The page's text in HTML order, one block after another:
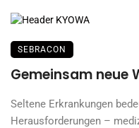
SEBRACON
Gemeinsam neue
Seltene Erkrankungen
Herausforderungen –